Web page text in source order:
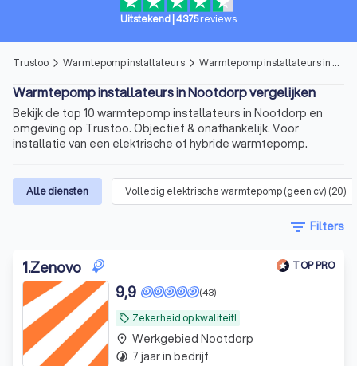
Uitstekend 4375reviews
Trustoo arrow_forward_ios Warmtepomp installateurs arrow_forward_ios Warmtepomp installateurs in Nootdorp
Warmtepomp installateurs in Nootdorp vergelijken
Bekijk de top 10 warmtepomp installateurs in Nootdorp en
omgeving op Trustoo. Objectief & onafhankelijk. Voor
installatie van een elektrische of hybride warmtepomp.
Alle diensten Volledig elektrische warmtepomp (geen cv) (20)
filter_list Filters
1.Zenovo TOP PRO
local_offer Zekerheid op kwaliteit!
(43)
9,9
place Werkgebied Nootdorp
timelapse 7 jaar in bedrijf